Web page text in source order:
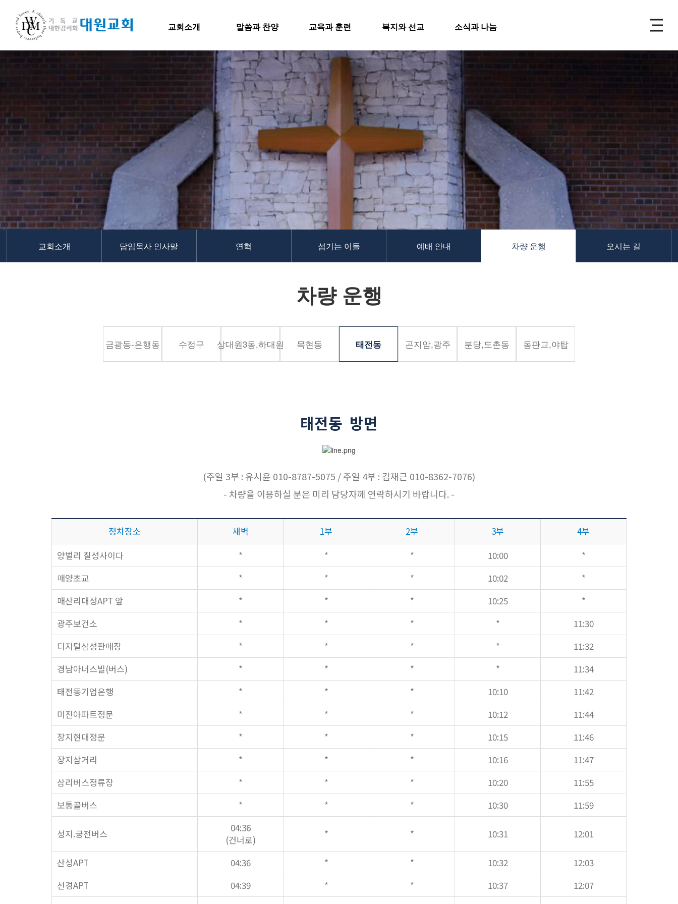
교회소개
교역자
사역자
장로
말씀과 찬양
주일설교
Hiel Worship
교육과 훈련
영아부
유치부
유년부
초등부
청소년부
대원 어와나 클럽
대원 크리스천 아카데미
복지와 선교
굿패밀리 복지재단
대원 전도대
스포츠선교회
국내선교
해외선교
법인후원금내역
소식과 나눔
교회주보
교회 앨범
행사 사진
새가족 사진
교우 가정 심방
공지사항
행정양식
SITEMAP
담임목사 인사말
연혁
1971~1996
2000~2009
2010~2019
2020~2023
섬기는 이들
교역자
사역자
장로
목현동
태전동
말씀과 찬양
주일설교
Hiel Worship
교육과 훈련
교회학교
영아부
초등부
청소년부
대원 어와나 클럽
청년부
대원 크리스천 아카데미
복지와 선교
굿패밀리 복지재단
대원 전도대
스포츠선교회
국내선교
해외선교
법인후원금내역
행사 사진
입성식 사진
새가족 사진
교우 가정 심방
공지사항
행정양식
교회소개 담임목사 인사말 연혁 섬기는 이들 예배 안내 차량 운행 오시는 길
차량 운행
금광동-은행동 수정구 상대원3동,하대원 목현동 태전동 곤지암,광주 분당,도촌동 동판교,야탑
태전동 방면
(주일 3부 : 유시윤 010-8787-5075 / 주일 4부 : 김재근 010-8362-7076)
- 차량을 이용하실 분은 미리 담당자께 연락하시기 바랍니다. -
정차장소 새벽 1부 2부 3부
4부
양벌리 칠성사이다
* * * 10:00
*
매양초교
* * * 10:02
*
매산리대성APT 앞
* * * 10:25
*
광주보건소
* * * *
11:30
디지털삼성판매장
* * * *
11:32
경남아너스빌(버스)
* * * *
11:34
태전동기업은행
* * * 10:10
11:42
미진아파트정문
* * * 10:12
11:44
장지현대정문
* * * 10:15
11:46
장지삼거리
* * * 10:16
11:47
삼리버스정류장
* * * 10:20
11:55
보통골버스
* * * 10:30 11:59
성지.궁전버스
04:36
(건너로)
* * 10:31 12:01
산성APT 04:36 * * 10:32
12:03
선경APT
04:39 * * 10:37
12:07